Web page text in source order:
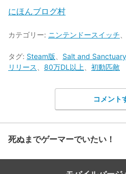
にほんブログ村
カテゴリー: ニンテンドースイッチ
タグ: Steam版 Salt and Sanctuary
リリース
80万DL以上 初動匹敵
コメント
死ぬまでゲーマーでいたい！